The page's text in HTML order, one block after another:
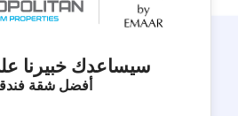
سيساعدك خبيرنا
أفضل شقة